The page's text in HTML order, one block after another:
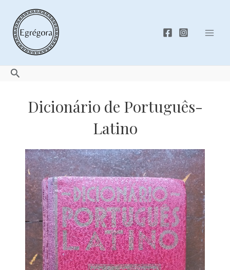
content
Search
Dicionário de Português-
Latino